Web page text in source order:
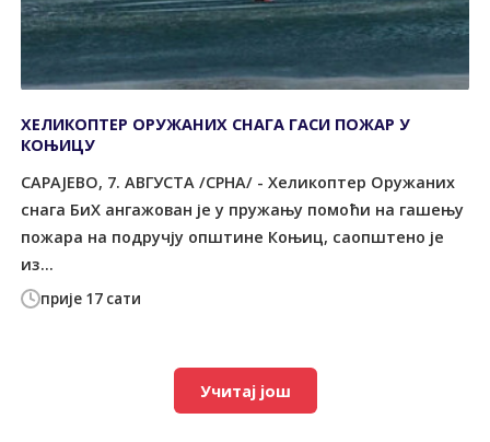
прије 17 сати
ХЕЛИКОПТЕР ОРУЖАНИХ СНАГА ГАСИ ПОЖАР У
КОЊИЦУ
САРАЈЕВО, 7. АВГУСТА /СРНА/ - Хеликоптер Оружаних
снага БиХ ангажован је у пружању помоћи на гашењу
пожара на подручју општине Коњиц, саопштено је
из...
Учитај још